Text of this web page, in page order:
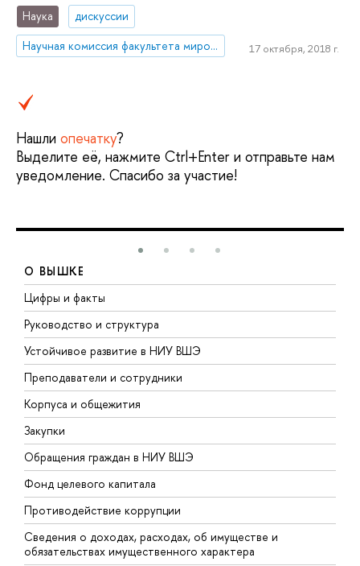
Наука
дискуссии
Научная комиссия факультета мировой экономики и мировой политики
17 октября, 2018 г.
Нашли опечатку?
Выделите её, нажмите Ctrl+Enter и отправьте нам
уведомление. Спасибо за участие!
О ВЫШКЕ
Цифры и факты
Руководство и структура
Устойчивое развитие в НИУ ВШЭ
Преподаватели и сотрудники
Корпуса и общежития
Закупки
Обращения граждан в НИУ ВШЭ
Фонд целевого капитала
Противодействие коррупции
Сведения о доходах, расходах, об имуществе и
обязательствах имущественного характера